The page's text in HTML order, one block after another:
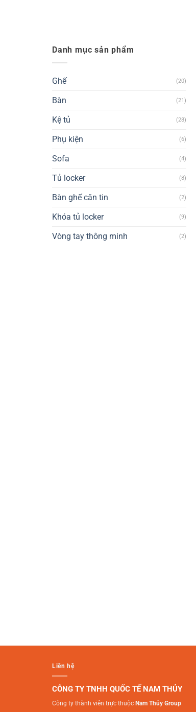
Danh mục sản phẩm
Ghế (20)
Bàn (21)
Kệ tủ (28)
Phụ kiện (6)
Sofa (4)
Tủ locker (8)
Bàn ghế căn tin (2)
Khóa tủ locker (9)
Vòng tay thông minh (2)
Liên hệ
CÔNG TY TNHH QUỐC TẾ NAM THỦY
Công ty thành viên trực thuộc Nam Thủy Group